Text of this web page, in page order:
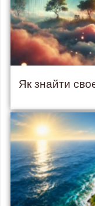
Як знайти